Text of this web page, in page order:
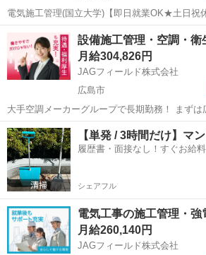
電気施工管理(国立大学)【即日就業OK★土日
島市】 国立大学キャンパス内で行なう電気施工管理です。4名体制で
設備リニューアルをご担当頂きます。【担当
現場監督(工程・品質・安全...
東広島市 その他
設備施工管理・空調・衛
月給304,826円
JAGフィールド株式会社
広島市
大手空調メーカーグループで長期勤務！ まずは広島県内の設備工事を
管理頂きます。 【担当業務】 設備施工管理 ＊工程管理・品質管理・
安全管理 ＊写真管理 ＊書類作成 ＊その他補助業務 など 建
わる管工事の...
広島 広島市 その他
【単発 / 3時間だけ】マ
履歴書・面接なし！すぐお給
シェアフル
電気工事の施工管理・強
月給260,140円
JAGフィールド株式会社